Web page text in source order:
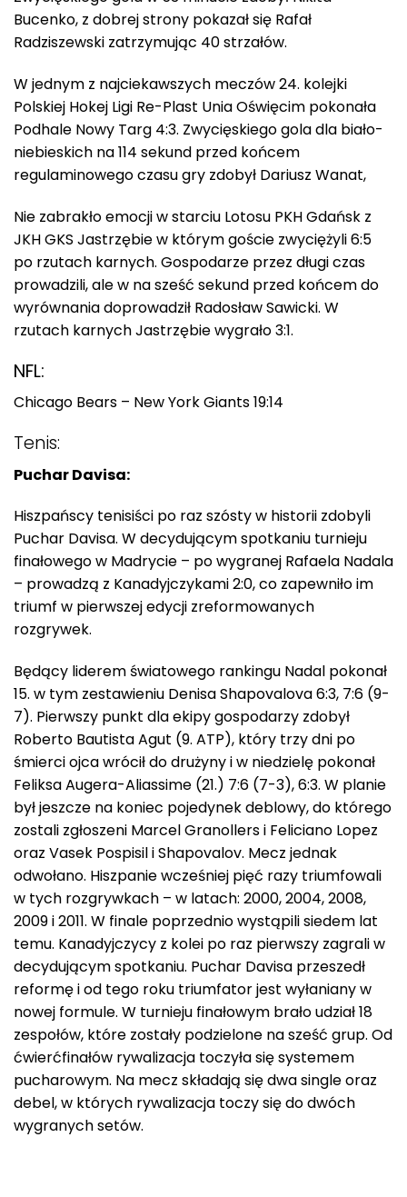
Bucenko, z dobrej strony pokazał się Rafał
Radziszewski zatrzymując 40 strzałów.
W jednym z najciekawszych meczów 24. kolejki
Polskiej Hokej Ligi Re-Plast Unia Oświęcim pokonała
Podhale Nowy Targ 4:3. Zwycięskiego gola dla biało-
niebieskich na 114 sekund przed końcem
regulaminowego czasu gry zdobył Dariusz Wanat,
Nie zabrakło emocji w starciu Lotosu PKH Gdańsk z
JKH GKS Jastrzębie w którym goście zwyciężyli 6:5
po rzutach karnych. Gospodarze przez długi czas
prowadzili, ale w na sześć sekund przed końcem do
wyrównania doprowadził Radosław Sawicki. W
rzutach karnych Jastrzębie wygrało 3:1.
NFL:
Chicago Bears – New York Giants 19:14
Tenis:
Puchar Davisa:
Hiszpańscy tenisiści po raz szósty w historii zdobyli
Puchar Davisa. W decydującym spotkaniu turnieju
finałowego w Madrycie – po wygranej Rafaela Nadala
– prowadzą z Kanadyjczykami 2:0, co zapewniło im
triumf w pierwszej edycji zreformowanych
rozgrywek.
Będący liderem światowego rankingu Nadal pokonał
15. w tym zestawieniu Denisa Shapovalova 6:3, 7:6 (9-
7). Pierwszy punkt dla ekipy gospodarzy zdobył
Roberto Bautista Agut (9. ATP), który trzy dni po
śmierci ojca wrócił do drużyny i w niedzielę pokonał
Feliksa Augera-Aliassime (21.) 7:6 (7-3), 6:3. W planie
był jeszcze na koniec pojedynek deblowy, do którego
zostali zgłoszeni Marcel Granollers i Feliciano Lopez
oraz Vasek Pospisil i Shapovalov. Mecz jednak
odwołano. Hiszpanie wcześniej pięć razy triumfowali
w tych rozgrywkach – w latach: 2000, 2004, 2008,
2009 i 2011. W finale poprzednio wystąpili siedem lat
temu. Kanadyjczycy z kolei po raz pierwszy zagrali w
decydującym spotkaniu. Puchar Davisa przeszedł
reformę i od tego roku triumfator jest wyłaniany w
nowej formule. W turnieju finałowym brało udział 18
zespołów, które zostały podzielone na sześć grup. Od
ćwierćfinałów rywalizacja toczyła się systemem
pucharowym. Na mecz składają się dwa single oraz
debel, w których rywalizacja toczy się do dwóch
wygranych setów.